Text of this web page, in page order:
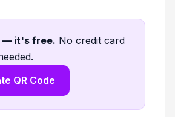
— it's free. No credit card
QR Code